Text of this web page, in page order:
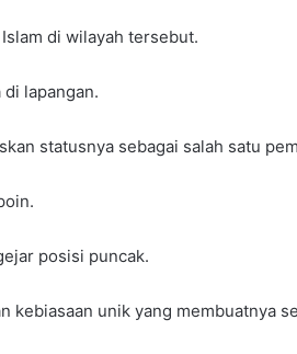
di wilayah tersebut.
lapangan.
statusnya sebagai salah satu
posisi puncak.
unik yang membuatnya
Real